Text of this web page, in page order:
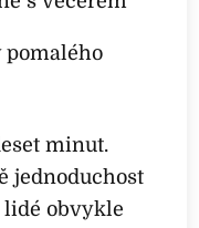
pomalého
minut.
jednoduchost
lidé obvykle